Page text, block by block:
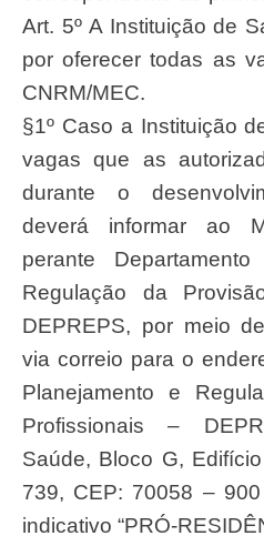
Art. 5º A Instituição de
por oferecer todas as
CNRM/MEC.
§1º Caso a Instituição
vagas que as
durante o
deverá informar ao
perante
Regulação da
DEPREPS, por meio
via correio para o
Planejamento e
Profissionais –
Saúde, Bloco G,
739, CEP: 70058 –
indicativo “PRÓ-